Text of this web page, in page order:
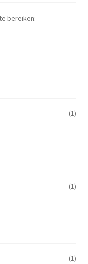
bereiken:
(1)
(1)
(1)